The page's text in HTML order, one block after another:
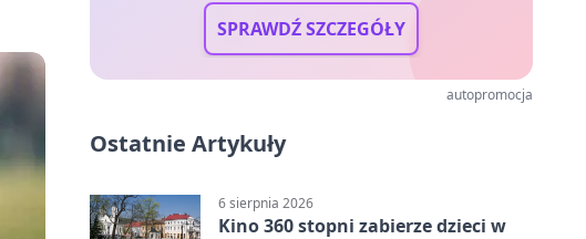
SPRAWDŹ SZCZEGÓŁY
autopromocja
Ostatnie Artykuły
6 sierpnia 2026
Kino 360 stopni zabierze dzieci w